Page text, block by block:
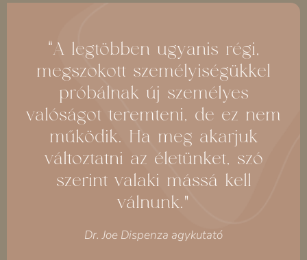
“A legtöbben ugyanis régi,
megszokott személyiségükkel
próbálnak új személyes
valóságot teremteni, de ez nem
működik. Ha meg akarjuk
változtatni az életünket, szó
szerint valaki mássá kell
válnunk.”
Dr. Joe Dispenza agykutató